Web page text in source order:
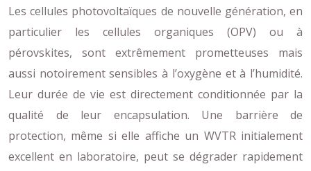
Les cellules photovoltaïques de nouvelle génération, en
particulier les cellules organiques (OPV) ou à
pérovskites, sont extrêmement prometteuses mais
aussi notoirement sensibles à l’oxygène et à l’humidité.
Leur durée de vie est directement conditionnée par la
qualité de leur encapsulation. Une barrière de
protection, même si elle affiche un WVTR initialement
excellent en laboratoire, peut se dégrader rapidement